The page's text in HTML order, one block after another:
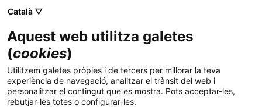
Menú
Tràmits Gencat
Idioma: ca
Habilitació d'habitatges d'ús
turístic
Català ▽
Aquest web utilitza galetes
(cookies)
Utilitzem galetes pròpies i de tercers per millorar la teva
experiència de navegació, analitzar el trànsit del web i
personalitzar el contingut que es mostra. Pots acceptar-les,
rebutjar-les totes o configurar-les.